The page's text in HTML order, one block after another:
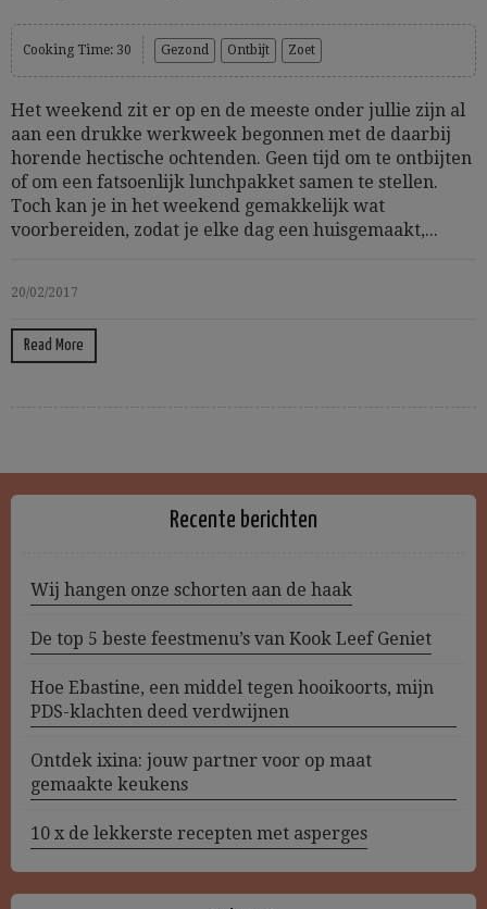
Cooking Time: 30 Gezond Ontbijt Zoet
Het weekend zit er op en de meeste onder jullie zijn al
aan een drukke werkweek begonnen met de daarbij
horende hectische ochtenden. Geen tijd om te ontbijten
of om een fatsoenlijk lunchpakket samen te stellen.
Toch kan je in het weekend gemakkelijk wat
voorbereiden, zodat je elke dag een huisgemaakt,...
20/02/2017
Read More
Recente berichten
Wij hangen onze schorten aan de haak
De top 5 beste feestmenu’s van Kook Leef Geniet
Hoe Ebastine, een middel tegen hooikoorts, mijn
PDS-klachten deed verdwijnen
Ontdek ixina: jouw partner voor op maat
gemaakte keukens
10 x de lekkerste recepten met asperges